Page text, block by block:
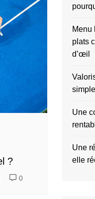
?
0
Menu
plats
d’œil
Une
Une
elle